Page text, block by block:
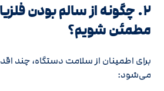
۲. چگونه از سالم بودن
مطمئن شویم؟
برای اطمینان از سلامت دستگاه، چند
می‌شود: